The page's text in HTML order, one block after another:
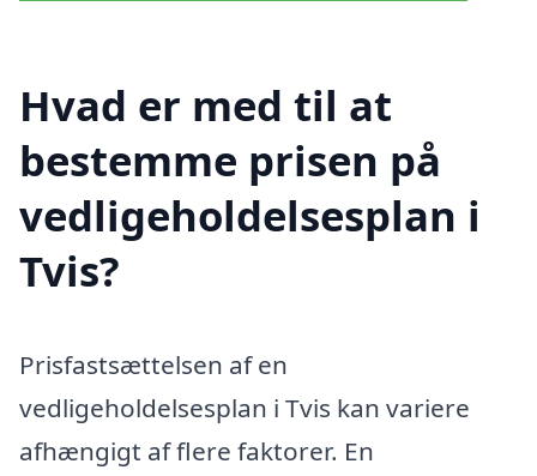
Hvad er med til at
bestemme prisen på
vedligeholdelsesplan i
Tvis?
Prisfastsættelsen af en
vedligeholdelsesplan i Tvis kan variere
afhængigt af flere faktorer. En